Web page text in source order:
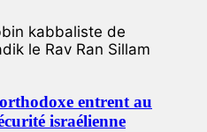
kabbaliste de
le Rav Ran Sillam
entrent au
israélienne